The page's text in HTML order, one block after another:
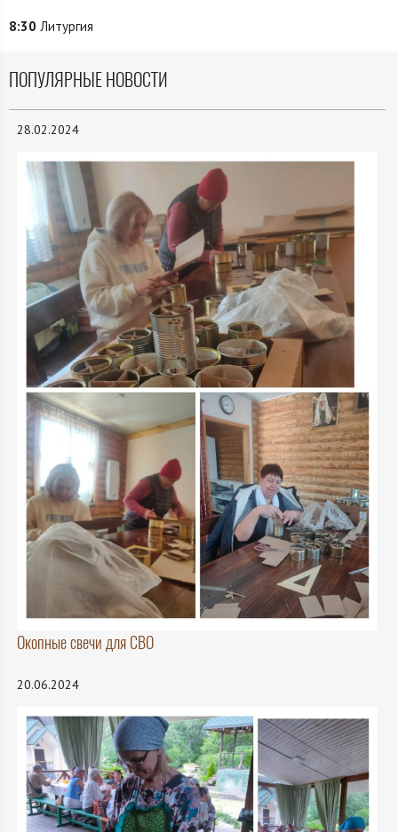
8:30 Литургия
ПОПУЛЯРНЫЕ НОВОСТИ
28.02.2024
Окопные свечи для СВО
20.06.2024